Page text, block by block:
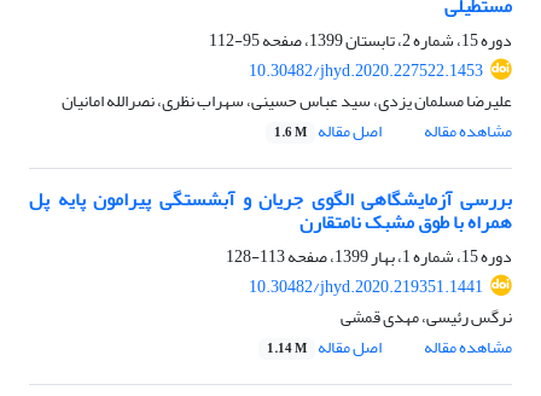
دوره 15، شماره 2، تابستان 1399، صفحه
95-112
10.30482/jhyd.2020.227522.1453
علیرضا مسلمان یزدی، سید عباس حسینی، سهراب نظری، نصرالله امانیان
مشاهده مقاله
اصل مقاله 1.6 M
بررسی آزمایشگاهی الگوی جریان و آبشستگی پیرامون پایه پل
همراه با طوق مشبک نامتقارن
دوره 15، شماره 1، بهار 1399، صفحه
113-128
10.30482/jhyd.2020.219351.1441
نرگس رئیسی، مهدی قمشی
مشاهده مقاله
اصل مقاله 1.14 M